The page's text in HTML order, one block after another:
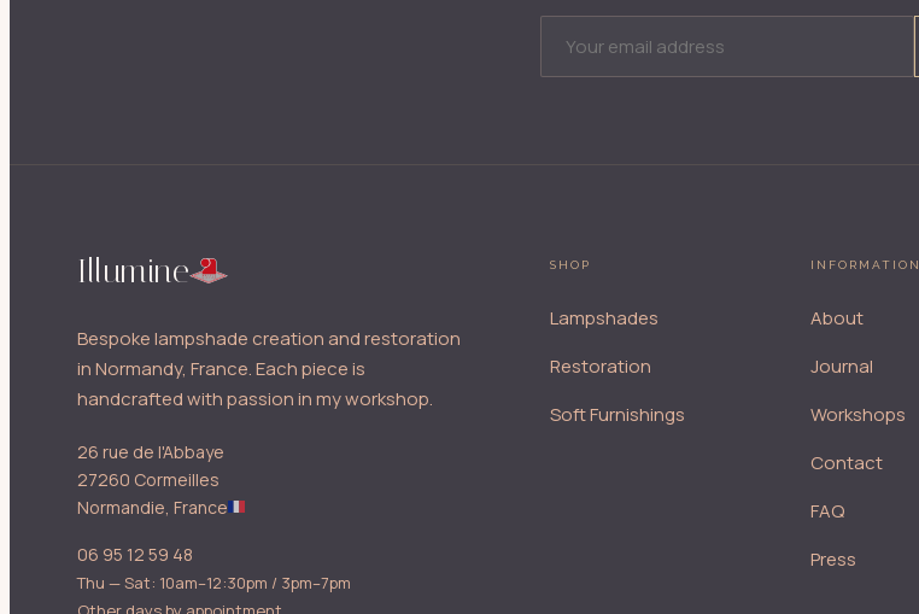
Illumine
Bespoke lampshade creation and restoration
in Normandy, France. Each piece is
handcrafted with passion in my workshop.
26 rue de l'Abbaye
27260 Cormeilles
Normandie, France
06 95 12 59 48
Thu — Sat: 10am–12:30pm / 3pm–7pm
SHOP
Lampshades
Restoration
Soft Furnishings
INFORMATION
About
Journal
Workshops
Contact
FAQ
Press